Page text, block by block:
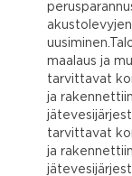
maalaus ja
tarvittavat
ja
tarvittavat
ja